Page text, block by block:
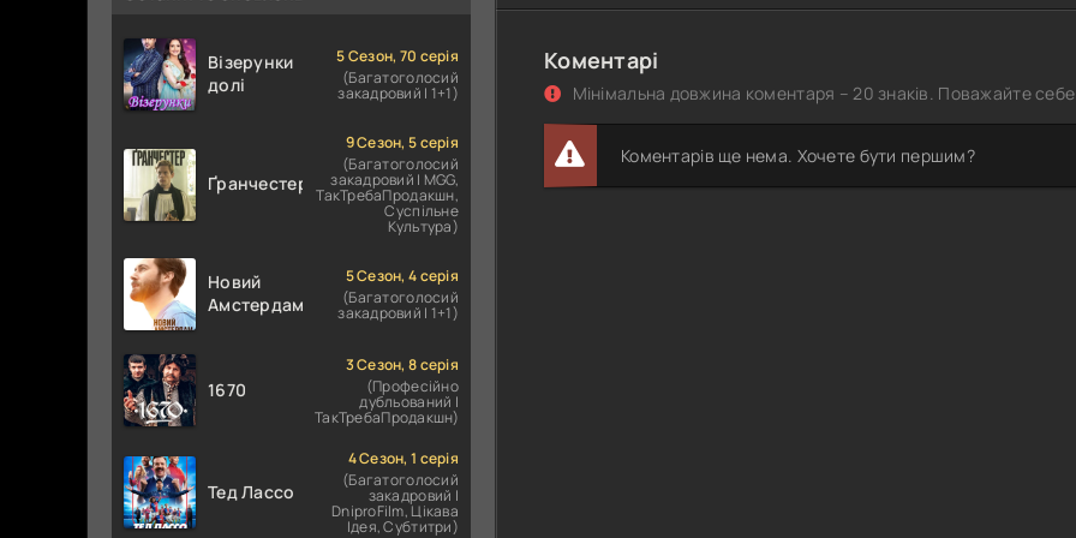
Коментарі
Мінімальна довжина коментаря – 20 знаків. Поважайте себе
Коментарів ще нема. Хочете бути першим?
Візерунки
долі
5 Сезон, 70 серія
(Багатоголосий
закадровий | 1+1)
Ґранчестер
9 Сезон, 5 серія
(Багатоголосий
закадровий | MGG,
ТакТребаПродакшн,
Суспільне
Культура)
Новий
Амстердам
5 Сезон, 4 серія
(Багатоголосий
закадровий | 1+1)
1670
3 Сезон, 8 серія
(Професійно
дубльований |
ТакТребаПродакшн)
Тед Лассо
4 Сезон, 1 серія
(Багатоголосий
закадровий |
DniproFilm, Цікава
Ідея, Субтитри)